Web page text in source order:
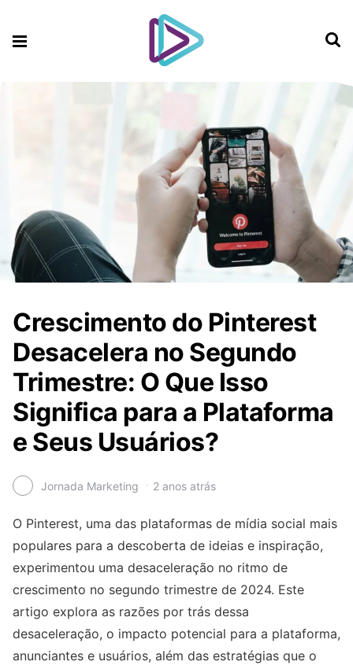
Crescimento do Pinterest
Desacelera no Segundo
Trimestre: O Que Isso
Significa para a Plataforma
e Seus Usuários?
Jornada Marketing 2 anos atrás
O Pinterest, uma das plataformas de mídia social mais
populares para a descoberta de ideias e inspiração,
experimentou uma desaceleração no ritmo de
crescimento no segundo trimestre de 2024. Este
artigo explora as razões por trás dessa
desaceleração, o impacto potencial para a plataforma,
anunciantes e usuários, além das estratégias que o